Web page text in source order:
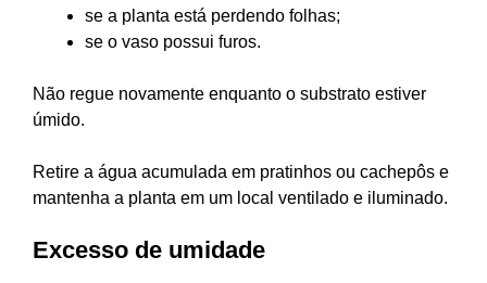
se a planta está perdendo folhas;
se o vaso possui furos.
Não regue novamente enquanto o substrato estiver
úmido.
Retire a água acumulada em pratinhos ou cachepôs e
mantenha a planta em um local ventilado e iluminado.
Excesso de umidade